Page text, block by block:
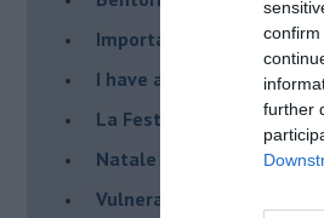
further
Importante è distrarre
​I have a Dream
La Festa della Mondialità
Natale e covid 19
Vulnerabilità e paura